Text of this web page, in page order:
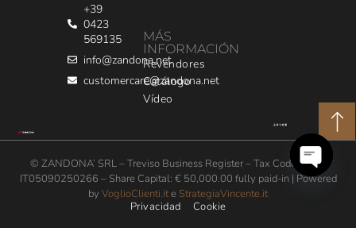
+39
0423
569135
info@zandona.net
customercare@zandona.net
MÁS
INFORMACIÓN
Revendores
Catálogo
Vídeo
© ZANDONA’ SRL – Treviso Business Register – Tax Code / VAT:
IT05090250266 – Share Capital: € 50,000.00 fully paid-in | Powered
by VoglioClienti.ite StrategiaVincente.it
Privacidad
Cookie
Open